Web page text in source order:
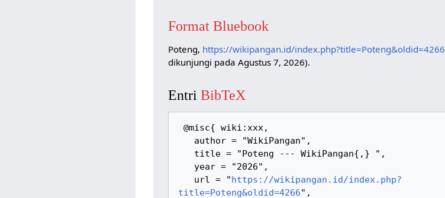
Format Bluebook
Poteng, https://wikipangan.id/index.php?title=Poteng&oldid=4266
dikunjungi pada Agustus 7, 2026).
EntriBibTeX
   url = "
https://wikipangan.id/index.php?
title=Poteng&oldid=4266",